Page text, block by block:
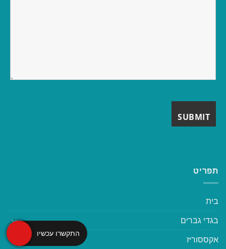
תפריט
בית
בגדי גברים
אקססוריז
התקשרו עכשיו